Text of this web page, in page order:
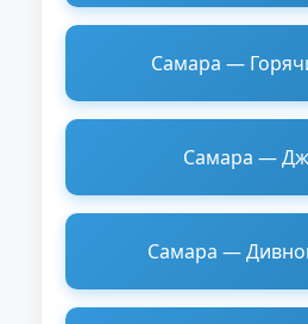
Самара —
Самара —
Самара —